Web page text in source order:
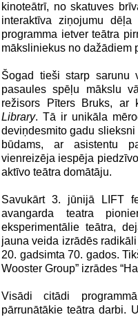
kinoteātrī, no skatuves
interaktīva ziņojumu
programma ietver teātra
māksliniekus no dažādiem
Šogad tieši starp sarunu
pasaules spēļu mākslu
režisors Pīters Bruks,
Library. Tā ir unikāla
deviņdesmito gadu
būdams, ar asistentu
vienreizēja iespēja
aktīvo teātra domātāju.
Savukārt 3. jūnijā LIFT
avangarda teatra
eksperimentālie teātra,
jauna veida izrādēs
20. gadsimta 70. gados.
Wooster Group” izrādes
Visādi citādi
pārrunātākie teātra darbi.